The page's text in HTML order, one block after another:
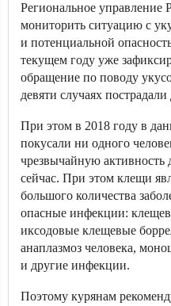
Региональное управление
мониторить ситуацию с
и потенциальной
текущем году уже
обращение по поводу
девяти случаях пострадали
При этом в 2018 году в
покусали ни одного
чрезвычайную
сейчас. При этом клещи
большого количества
опасные инфекции:
иксодовые клещевые
анаплазмоз человека,
и другие инфекции.
Поэтому курянам